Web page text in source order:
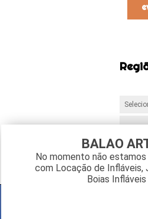
O
Crime de
BALAO
No momento não
com Locação de Infláveis,
Boias Infláveis